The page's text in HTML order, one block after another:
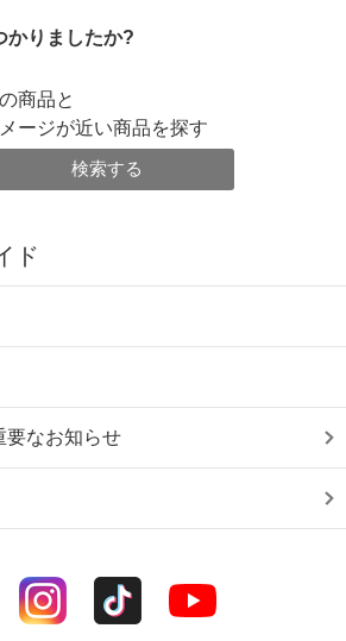
かりましたか?
商品と
ージが近い商品を探す
検索する
ド
要なお知らせ